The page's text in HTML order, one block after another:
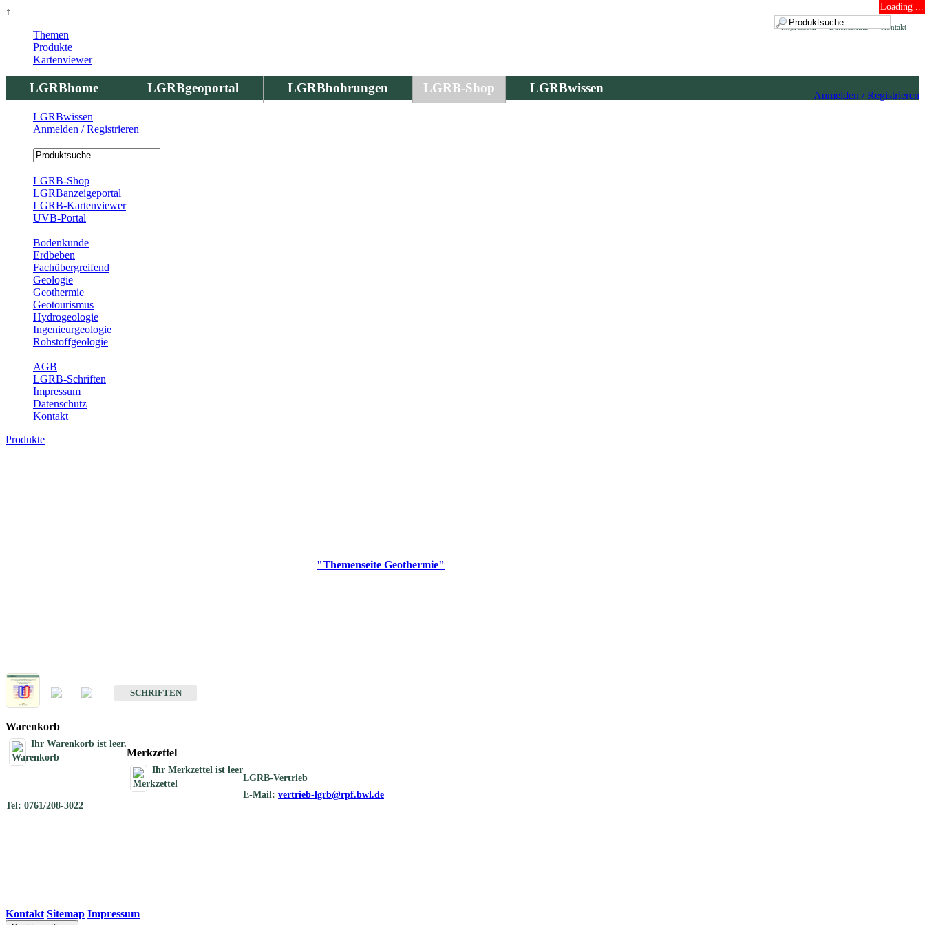
↑ Loading ...
Kontakt
Datenschutz
Impressum
LGRBhome LGRBgeoportal LGRBbohrungen LGRB-Shop LGRBwissen
Anmelden / Registrieren
Themen
Produkte
Kartenviewer
LGRBwissen
Anmelden / Registrieren
LGRB-Shop
LGRBanzeigeportal
LGRB-Kartenviewer
UVB-Portal
Bodenkunde
Erdbeben
Fachübergreifend
Geologie
Geothermie
Geotourismus
Hydrogeologie
Ingenieurgeologie
Rohstoffgeologie
AGB
LGRB-Schriften
Impressum
Datenschutz
Kontakt
Produkte
"Themenseite Geothermie"
SCHRIFTEN
Warenkorb
Ihr Warenkorb ist leer.
Merkzettel
Ihr Merkzettel ist leer
LGRB-Vertrieb
E-Mail: vertrieb-lgrb@rpf.bwl.de
Tel: 0761/208-3022
Kontakt Sitemap Impressum